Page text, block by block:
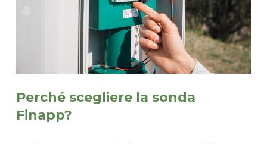
Perché scegliere la sonda
Finapp?